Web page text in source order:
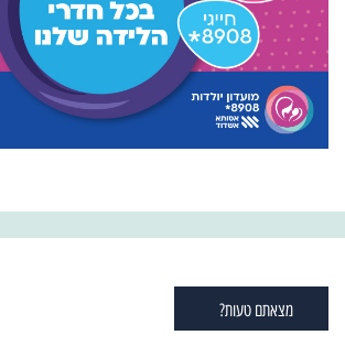
מצאתם טעות?